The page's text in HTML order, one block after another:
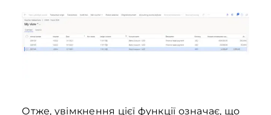
Отже, увімкнення цієї функції означає, що